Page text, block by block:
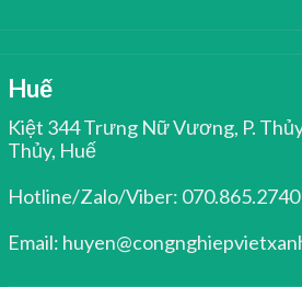
Huế
Kiệt 344 Trưng Nữ Vương, P.
Thủy, Huế
Hotline/Zalo/Viber: 070.865.2740
Email: